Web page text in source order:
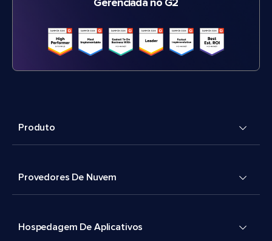
Gerenciada no G2
Produto
Provedores De Nuvem
Hospedagem De Aplicativos